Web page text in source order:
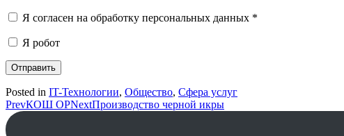
Я согласен на обработку персональных данных *
Я робот
Отправить
Posted in IT-Технологии, Общество, Сфера услуг
Post
navigation
PrevКОШ ОРNextПроизводство черной икры